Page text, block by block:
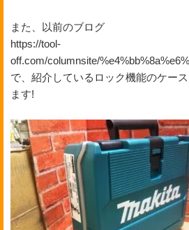
また、以前のブログ
https://tool-
off.com/columnsite/
で、紹介しているロック機能のケー
ます!